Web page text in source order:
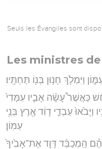
Seuls les Évangiles sont
Les ministres
וַיִּמְלֹ֛ךְ חָנ֥וּן בְּנ֖וֹ תַּחְתָּֽיו׃
כַּאֲשֶׁר֩ עָשָׂ֨ה אָבִ֤יו עִמָּדִי֙
וַיָּבֹ֙אוּ֙ עַבְדֵ֣י דָוִ֔ד אֶ֖רֶץ בְּנֵ֥י
עַמּֽוֹן׃
הַֽמְכַבֵּ֨ד דָּוִ֤ד אֶת־אָבִ֙יךָ֙